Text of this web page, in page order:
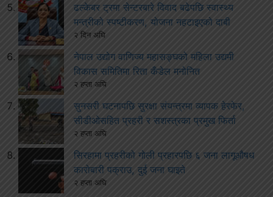
ढल्केबर ट्रमा सेन्टरबारे विवाद बढेपछि स्वास्थ्य
मन्त्रीको स्पष्टीकरण, योजना नहटाइएको दाबी
२ दिन अघि
नेपाल उद्योग वाणिज्य महासङ्घको महिला उद्यमी
विकास समितिमा रिता कँडेल मनोनित
२ हप्ता अघि
सुनसरी घटनापछि सुरक्षा संयन्त्रमा व्यापक हेरफेर,
सीडीओसहित प्रहरी र सशस्त्रका प्रमुख फिर्ता
२ हप्ता अघि
सिरहामा प्रहरीको गोली प्रहारपछि ६ जना लागूऔषध
कारोबारी पक्राउ, दुई जना घाइते
२ हप्ता अघि